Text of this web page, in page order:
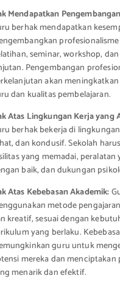
Mendapatkan
berhak mendapatkan
seminar, workshop,
Pengembangan
akan
dan kualitas pembelajaran.
Atas Lingkungan Kerja yang
berhak bekerja di
dan kondusif. Sekolah
yang memadai,
baik, dan dukungan
Atas Kebebasan Akademik:
metode
kreatif, sesuai dengan
yang berlaku.
guru untuk
mereka dan menciptakan
menarik dan efektif.